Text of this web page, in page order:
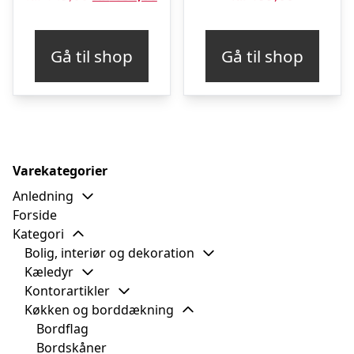
kr. 149,00.kr. 134,00.
Gå til shop Gå til shop
Varekategorier
Anledning
Forside
Kategori
Bolig, interiør og dekoration
Kæledyr
Kontorartikler
Køkken og borddækning
Bordflag
Bordskåner